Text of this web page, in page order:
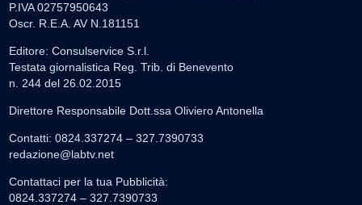
P.IVA 02757950643
Oscr. R.E.A. AV N.181151
Editore: Consulservice S.r.l.
Testata giornalistica Reg. Trib. di Benevento
n. 244 del 26.02.2015
Direttore Responsabile Dott.ssa Oliviero Antonella
Contatti: 0824.337274 – 327.7390733
redazione@labtv.net
Contattaci per la tua Pubblicità:
0824.337274 – 327.7390733